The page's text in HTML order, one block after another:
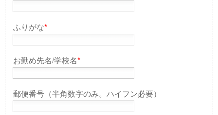
ふりがな*
お勤め先名/学校名*
郵便番号（半角数字のみ。ハイフン必要）